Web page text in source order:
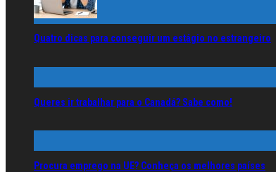
Quatro dicas para conseguir um estágio no estrangeiro
Queres ir trabalhar para o Canadá? Sabe como!
Procura emprego na UE? Conheça os melhores países